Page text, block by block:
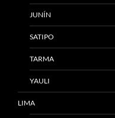
JUNÍN
SATIPO
TARMA
YAULI
LIMA